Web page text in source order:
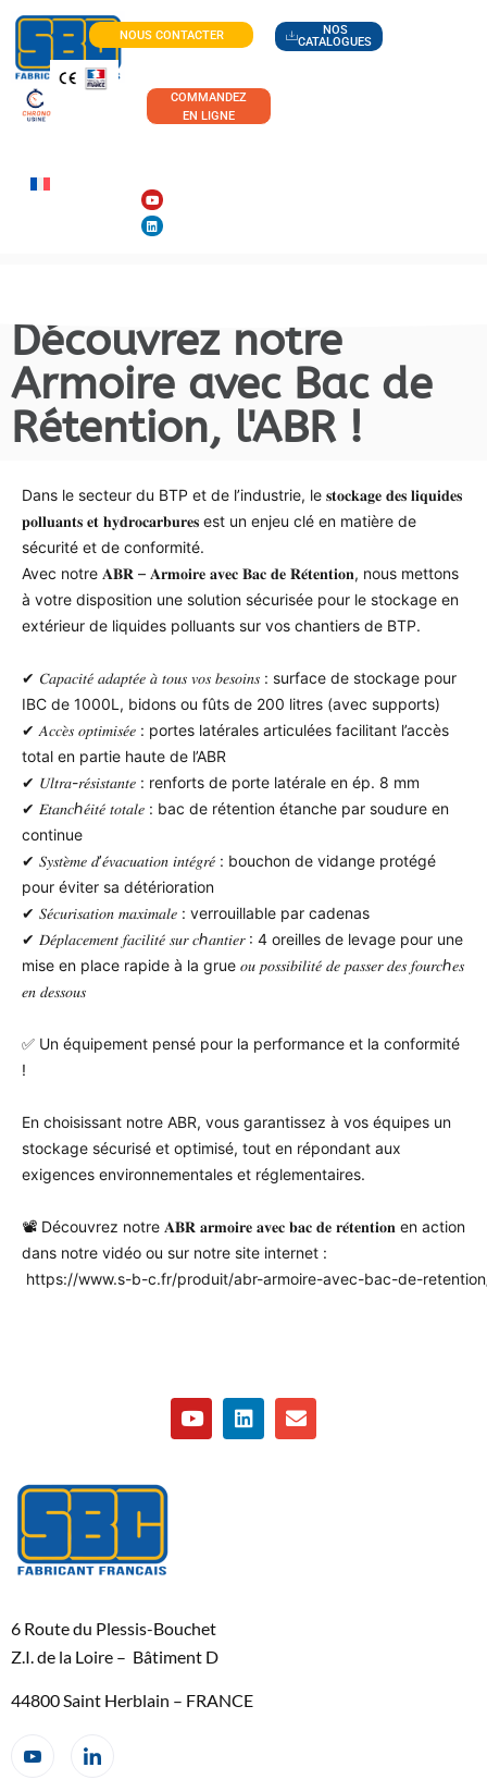
NOUS CONTACTER
NOS
CATALOGUES
COMMANDEZ
EN LIGNE
Découvrez notre
Armoire avec Bac de
Rétention, l'ABR !
Dans le secteur du BTP et de l’industrie, le 𝐬𝐭𝐨𝐜𝐤𝐚𝐠𝐞 𝐝𝐞𝐬 𝐥𝐢𝐪𝐮𝐢𝐝𝐞𝐬
𝐩𝐨𝐥𝐥𝐮𝐚𝐧𝐭𝐬 𝐞𝐭 𝐡𝐲𝐝𝐫𝐨𝐜𝐚𝐫𝐛𝐮𝐫𝐞𝐬 est un enjeu clé en matière de
sécurité et de conformité.
Avec notre 𝐀𝐁𝐑 – 𝐀𝐫𝐦𝐨𝐢𝐫𝐞 𝐚𝐯𝐞𝐜 𝐁𝐚𝐜 𝐝𝐞 𝐑𝐞́𝐭𝐞𝐧𝐭𝐢𝐨𝐧, nous mettons
à votre disposition une solution sécurisée pour le stockage en
extérieur de liquides polluants sur vos chantiers de BTP.
✔ 𝐶𝑎𝑝𝑎𝑐𝑖𝑡𝑒́ 𝑎𝑑𝑎𝑝𝑡𝑒́𝑒 𝑎̀ 𝑡𝑜𝑢𝑠 𝑣𝑜𝑠 𝑏𝑒𝑠𝑜𝑖𝑛𝑠 : surface de stockage pour
IBC de 1000L, bidons ou fûts de 200 litres (avec supports)
✔ 𝐴𝑐𝑐𝑒̀𝑠 𝑜𝑝𝑡𝑖𝑚𝑖𝑠𝑒́𝑒 : portes latérales articulées facilitant l’accès
total en partie haute de l’ABR
✔ 𝑈𝑙𝑡𝑟𝑎-𝑟𝑒́𝑠𝑖𝑠𝑡𝑎𝑛𝑡𝑒 : renforts de porte latérale en ép. 8 mm
✔ 𝐸𝑡𝑎𝑛𝑐ℎ𝑒́𝑖𝑡𝑒́ 𝑡𝑜𝑡𝑎𝑙𝑒 : bac de rétention étanche par soudure en
continue
✔ 𝑆𝑦𝑠𝑡𝑒̀𝑚𝑒 𝑑’𝑒́𝑣𝑎𝑐𝑢𝑎𝑡𝑖𝑜𝑛 𝑖𝑛𝑡𝑒́𝑔𝑟𝑒́ : bouchon de vidange protégé
pour éviter sa détérioration
✔ 𝑆𝑒́𝑐𝑢𝑟𝑖𝑠𝑎𝑡𝑖𝑜𝑛 𝑚𝑎𝑥𝑖𝑚𝑎𝑙𝑒 : verrouillable par cadenas
✔ 𝐷𝑒́𝑝𝑙𝑎𝑐𝑒𝑚𝑒𝑛𝑡 𝑓𝑎𝑐𝑖𝑙𝑖𝑡𝑒́ 𝑠𝑢𝑟 𝑐ℎ𝑎𝑛𝑡𝑖𝑒𝑟 : 4 oreilles de levage pour une
mise en place rapide à la grue 𝑜𝑢 𝑝𝑜𝑠𝑠𝑖𝑏𝑖𝑙𝑖𝑡𝑒́ 𝑑𝑒 𝑝𝑎𝑠𝑠𝑒𝑟 𝑑𝑒𝑠 𝑓𝑜𝑢𝑟𝑐ℎ𝑒𝑠
𝑒𝑛 𝑑𝑒𝑠𝑠𝑜𝑢𝑠
✅ Un équipement pensé pour la performance et la conformité
!
En choisissant notre ABR, vous garantissez à vos équipes un
stockage sécurisé et optimisé, tout en répondant aux
exigences environnementales et réglementaires.
📽 Découvrez notre 𝐀𝐁𝐑 𝐚𝐫𝐦𝐨𝐢𝐫𝐞 𝐚𝐯𝐞𝐜 𝐛𝐚𝐜 𝐝𝐞 𝐫𝐞́𝐭𝐞𝐧𝐭𝐢𝐨𝐧 en action
dans notre vidéo ou sur notre site internet :
https://www.s-b-c.fr/produit/abr-armoire-avec-bac-de-
6 Route du Plessis-Bouchet
Z.I. de la Loire – Bâtiment D
44800 Saint Herblain – FRANCE